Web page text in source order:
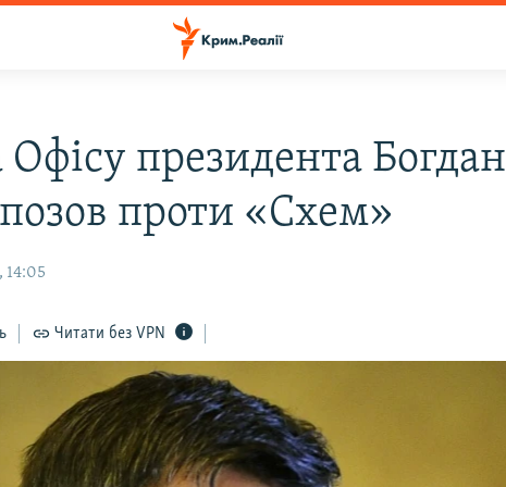
Офісу президента Богдан
проти «Схем»
14:05
Читати без VPN